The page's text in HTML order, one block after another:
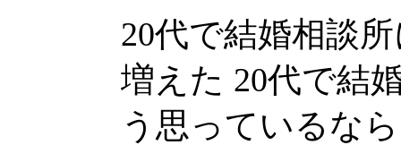
20代で結婚相談
増えた 20代で結
う思っているな